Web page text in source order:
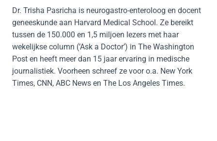
Dr. Trisha Pasricha is neurogastro-enteroloog en docent
geneeskunde aan Harvard Medical School. Ze bereikt
tussen de 150.000 en 1,5 miljoen lezers met haar
wekelijkse column (‘Ask a Doctor’) in The Washington
Post en heeft meer dan 15 jaar ervaring in medische
journalistiek. Voorheen schreef ze voor o.a. New York
Times, CNN, ABC News en The Los Angeles Times.